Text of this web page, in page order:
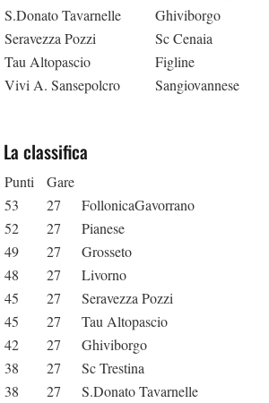
S.Donato Tavarnelle
Ghiviborgo
Seravezza Pozzi
Sc Cenaia
Tau Altopascio
Figline
Vivi A. Sansepolcro
Sangiovannese
La classifica
Punti
Gare
53
27
FollonicaGavorrano
52
27
Pianese
49
27
Grosseto
48
27
Livorno
45
27
Seravezza Pozzi
45
27
Tau Altopascio
42
27
Ghiviborgo
38
27
Sc Trestina
38
27
S.Donato Tavarnelle